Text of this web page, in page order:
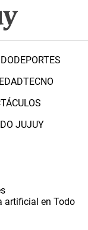
DEPORTES
TECNO
JUJUY
artificial en Todo